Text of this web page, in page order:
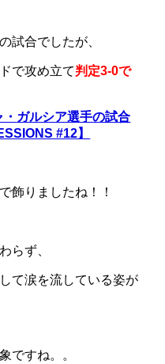
試合でしたが、
で攻め立て判定3-0で
ガルシア選手の試合
#12】
飾りましたね！！
らず、
て涙を流している姿が
ですね。。